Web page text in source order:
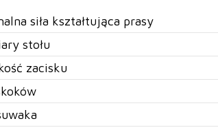
siła kształtująca prasy
stołu
zacisku